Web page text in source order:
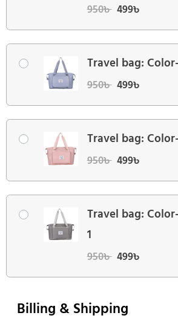
950৳ 499৳
Travel bag:
950৳ 499৳
Travel bag:
950৳ 499৳
Travel bag:
1
950৳ 499৳
Billing & Shipping